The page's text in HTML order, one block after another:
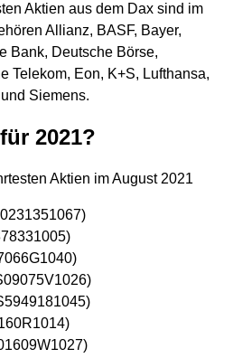
Aktien aus dem Dax sind im
Allianz, BASF, Bayer,
Bank, Deutsche Börse,
Telekom, Eon, K+S, Lufthansa,
Siemens.
2021?
Aktien im August 2021